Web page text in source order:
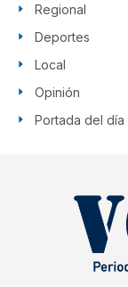
Regional
Deportes
Local
Opinión
Portada del día